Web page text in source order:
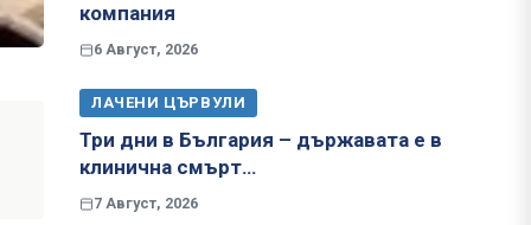
компания
6 Август, 2026
ЛАЧЕНИ ЦЪРВУЛИ
Три дни в България – държавата е в
клинична смърт…
7 Август, 2026